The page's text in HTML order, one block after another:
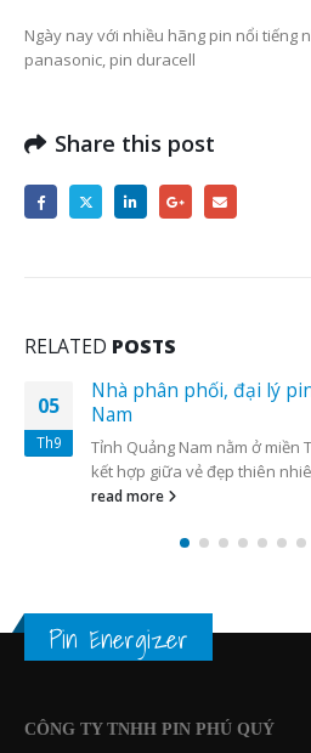
Ngày nay với nhiều hãng pin nổi tiếng
panasonic, pin duracell
Share this post
RELATED POSTS
05
Th9
Nhà phân phối, đại lý
Nam
Tỉnh Quảng Nam nằm ở miền
kết hợp giữa vẻ đẹp thiên
read more
Pin Energizer
CÔNG TY TNHH PIN PHÚ QUÝ